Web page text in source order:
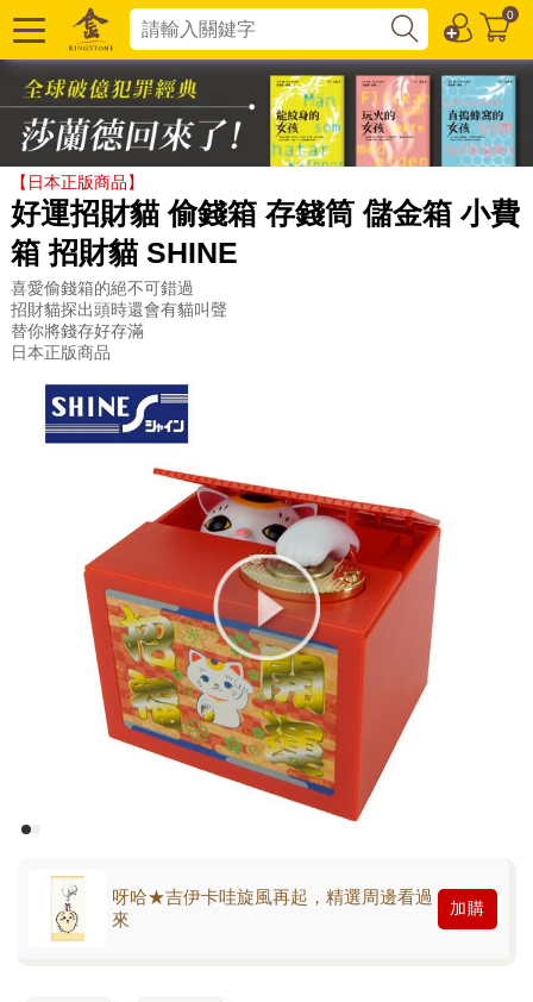
0
【日本正版商品】
好運招財貓 偷錢箱 存錢筒 儲金箱 小費
箱 招財貓 SHINE
喜愛偷錢箱的絕不可錯過
招財貓探出頭時還會有貓叫聲
替你將錢存好存滿
日本正版商品
呀哈★吉伊卡哇旋風再起，精選周邊看過
來
加購